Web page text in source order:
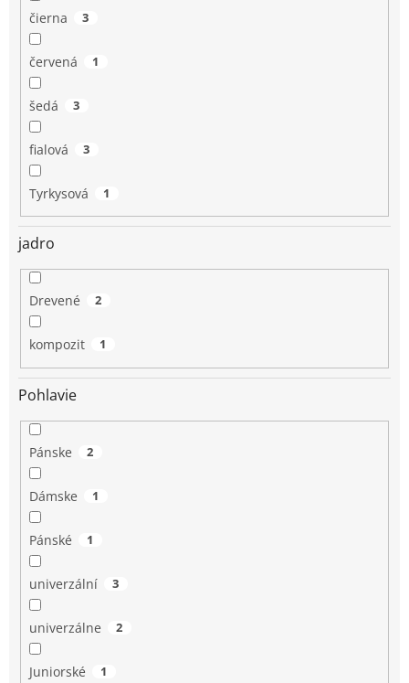
čierna 3
červená 1
šedá 3
fialová 3
Tyrkysová 1
jadro
Drevené 2
kompozit 1
Pohlavie
Pánske 2
Dámske 1
Pánské 1
univerzální 3
univerzálne 2
Juniorské 1